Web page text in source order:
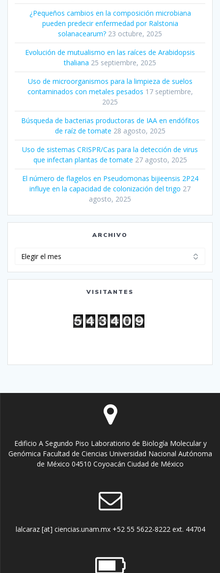
¿Pequeños cambios en la composición microbiana
pueden predecir enfermedad por Ralstonia
solanacearum? 23 octubre, 2025
Evolución de mutualismo en las raíces de Arabidopsis
thaliana 25 septiembre, 2025
Uso de microorganismos para la limpieza de suelos
contaminados con metales pesados 17 septiembre,
2025
Búsqueda de bacterias productoras de IAA en endófitos
de raíz de tomate 28 agosto, 2025
Uso de sistemas CRISPR/Cas para la detección de virus
que infectan plantas de tomate 27 agosto, 2025
El número de flagelos en Pseudomonas bijieensis 2P24
influye en la capacidad de colonización del trigo 27
agosto, 2025
ARCHIVO
VISITANTES
Edificio A Segundo Piso Laboratiorio de Biología Molecular y
Genómica Facultad de Ciencias Universidad Nacional Autónoma
de México 04510 Coyoacán Ciudad de México
lalcaraz [at] ciencias.unam.mx +52 55 5622-8222 ext. 44704